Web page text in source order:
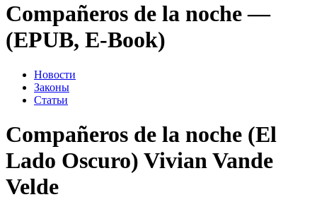
Compañeros de la noche —
(EPUB, E-Book)
Новости
Законы
Статьи
Compañeros de la noche (El
Lado Oscuro) Vivian Vande
Velde